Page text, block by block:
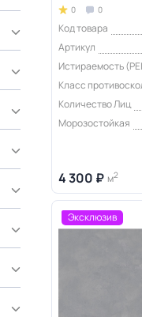
0 0
Код товара
Артикул
Истираемость
Класс
Количество Лиц
Морозостойкая
4 300 ₽ м2
Эксклюзив